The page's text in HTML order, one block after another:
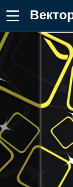
Вектор,